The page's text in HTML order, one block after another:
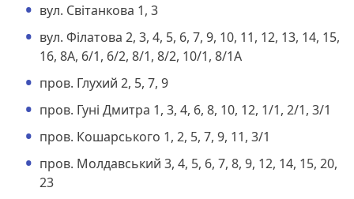
вул. Світанкова 1, 3
вул. Філатова 2, 3, 4, 5, 6, 7, 9, 10, 11, 12, 13, 14, 15,
16, 8А, 6/1, 6/2, 8/1, 8/2, 10/1, 8/1А
пров. Глухий 2, 5, 7, 9
пров. Гуні Дмитра 1, 3, 4, 6, 8, 10, 12, 1/1, 2/1, 3/1
пров. Кошарського 1, 2, 5, 7, 9, 11, 3/1
пров. Молдавський 3, 4, 5, 6, 7, 8, 9, 12, 14, 15, 20,
23